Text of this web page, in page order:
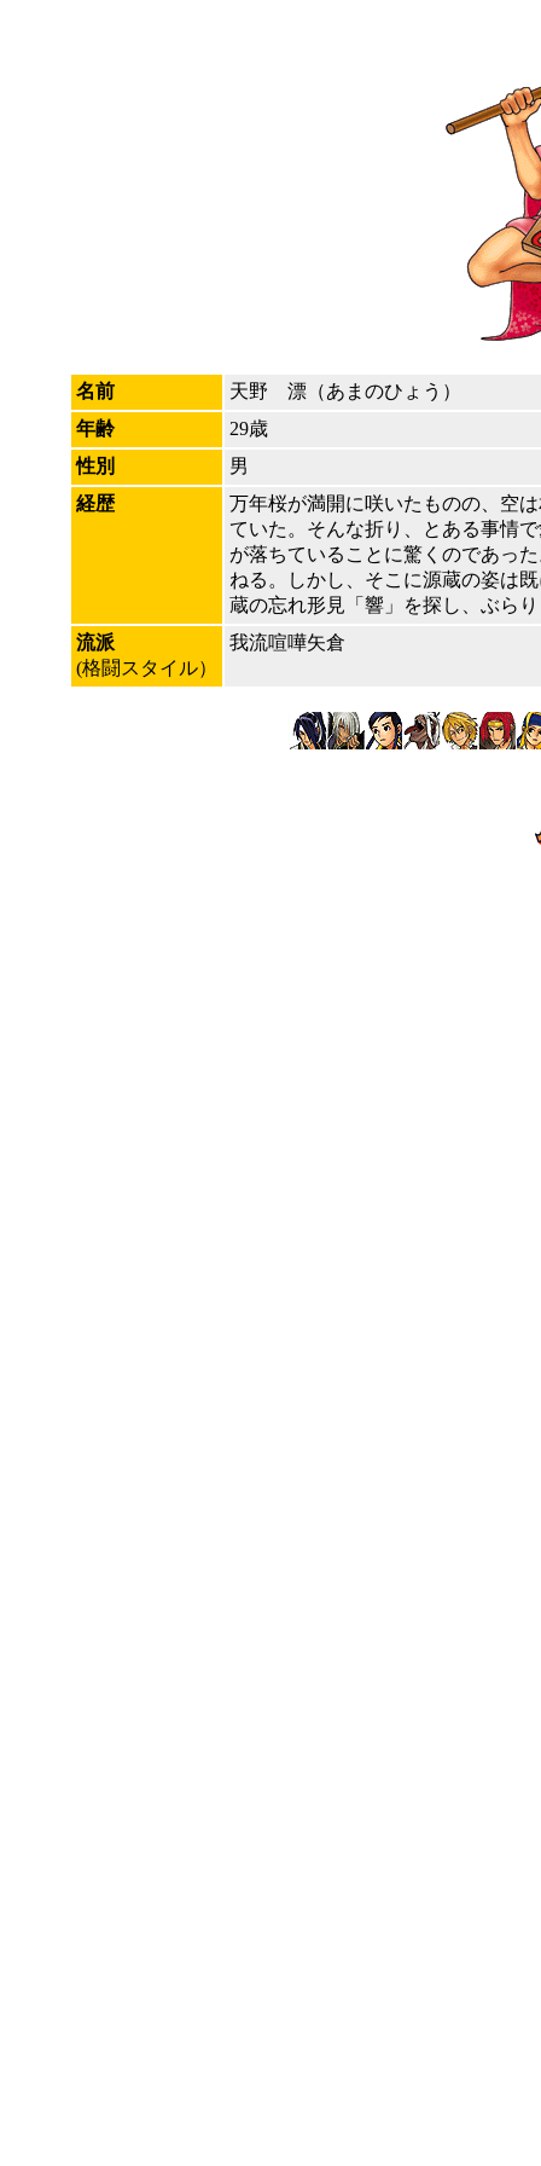
名前
天野 漂（あまのひょう）
年齢
29歳
性別
男
経歴
万年桜が満開に咲いたものの、空
ていた。そんな折り、とある事情
が落ちていることに驚くのであっ
ねる。しかし、そこに源蔵の姿は
蔵の忘れ形見「響」を探し、ぶら
流派
(格闘スタイル）
我流喧嘩矢倉